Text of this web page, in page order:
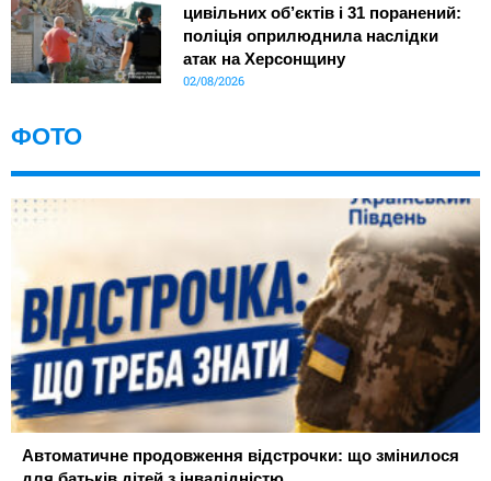
цивільних об’єктів і 31 поранений:
поліція оприлюднила наслідки
атак на Херсонщину
02/08/2026
ФОТО
Автоматичне продовження відстрочки: що змінилося